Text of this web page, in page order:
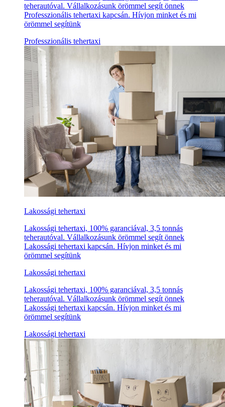
teherautóval. Vállalkozásunk örömmel segít önnek
Professzionális tehertaxi kapcsán. Hívjon minket és mi
örömmel segítünk
Professzionális tehertaxi
Lakossági tehertaxi
Lakossági tehertaxi, 100% garanciával, 3,5 tonnás
teherautóval. Vállalkozásunk örömmel segít önnek
Lakossági tehertaxi kapcsán. Hívjon minket és mi
örömmel segítünk
Lakossági tehertaxi
Lakossági tehertaxi, 100% garanciával, 3,5 tonnás
teherautóval. Vállalkozásunk örömmel segít önnek
Lakossági tehertaxi kapcsán. Hívjon minket és mi
örömmel segítünk
Lakossági tehertaxi